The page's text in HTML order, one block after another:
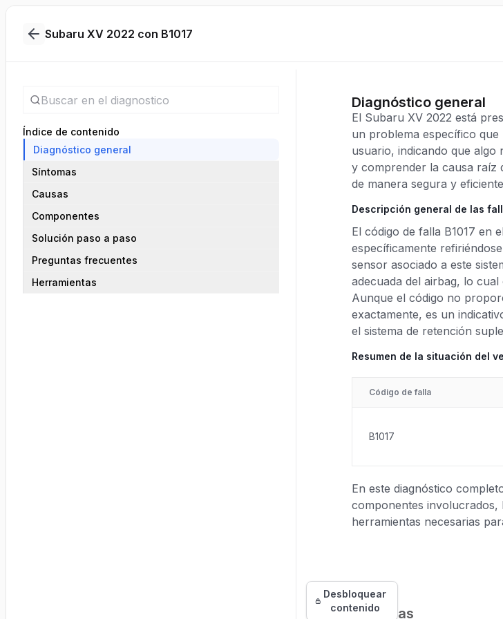
Subaru XV 2022 con B1017
Índice de contenido
Diagnóstico general
Síntomas
Causas
Componentes
Solución paso a paso
Preguntas frecuentes
Herramientas
Diagnóstico general
El Subaru XV 2022 está
un problema específico que
usuario, indicando que
y comprender la causa raíz
de manera segura y
Descripción general de las
El código de falla B1017 en
específicamente
sensor asociado a este
adecuada del airbag, lo
Aunque el código no
exactamente, es un
el sistema de retención
Resumen de la situación del
Código de falla
B1017
En este diagnóstico
componentes
herramientas necesarias
Síntomas
Desbloquear
contenido